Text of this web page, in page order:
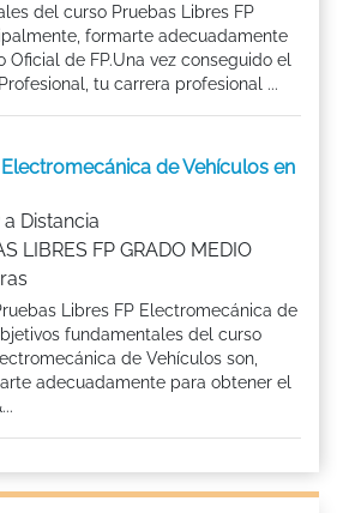
del curso Pruebas Libres FP
formarte adecuadamente
de FP.Una vez conseguido el
tu carrera profesional ...
de Vehículos en
Distancia
LIBRES FP GRADO MEDIO
Libres FP Electromecánica de
fundamentales del curso
de Vehículos son,
adecuadamente para obtener el